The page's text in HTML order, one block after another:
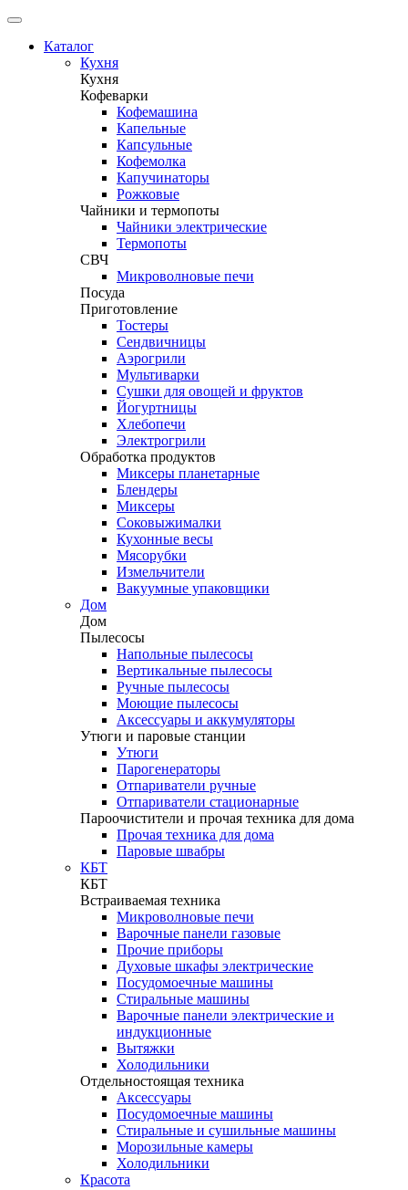
Каталог
Кухня
Кухня
Кофеварки
Кофемашина
Капельные
Капсульные
Кофемолка
Капучинаторы
Рожковые
Чайники и термопоты
Чайники электрические
Термопоты
СВЧ
Микроволновые печи
Посуда
Приготовление
Тостеры
Сендвичницы
Аэрогрили
Мультиварки
Сушки для овощей и фруктов
Йогуртницы
Хлебопечи
Электрогрили
Обработка продуктов
Миксеры планетарные
Блендеры
Миксеры
Соковыжималки
Кухонные весы
Мясорубки
Измельчители
Вакуумные упаковщики
Дом
Дом
Пылесосы
Напольные пылесосы
Вертикальные пылесосы
Ручные пылесосы
Моющие пылесосы
Аксессуары и аккумуляторы
Утюги и паровые станции
Утюги
Парогенераторы
Отпариватели ручные
Отпариватели стационарные
Пароочистители и прочая техника для дома
Прочая техника для дома
Паровые швабры
КБТ
КБТ
Встраиваемая техника
Микроволновые печи
Варочные панели газовые
Прочие приборы
Духовые шкафы электрические
Посудомоечные машины
Стиральные машины
Варочные панели электрические и
индукционные
Вытяжки
Холодильники
Отдельностоящая техника
Аксессуары
Посудомоечные машины
Стиральные и сушильные машины
Морозильные камеры
Холодильники
Красота